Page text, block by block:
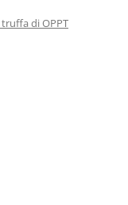
di OPPT